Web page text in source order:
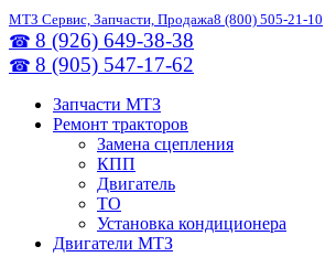
МТЗ Сервис, Запчасти, Продажа8 (800) 505-21-10
☎ 8 (926) 649-38-38
☎ 8 (905) 547-17-62
Запчасти МТЗ
Ремонт тракторов
Замена сцепления
КПП
Двигатель
ТО
Установка кондиционера
Двигатели МТЗ